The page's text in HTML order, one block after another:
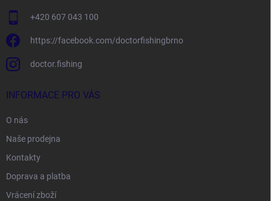
+420 607 043 100
https://facebook.com/doctorfishingbrno
doctor.fishing
INFORMACE PRO VÁS
O nás
Naše prodejna
Kontakty
Doprava a platba
Vrácení zboží